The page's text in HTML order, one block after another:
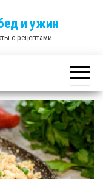
и ужин
с рецептами